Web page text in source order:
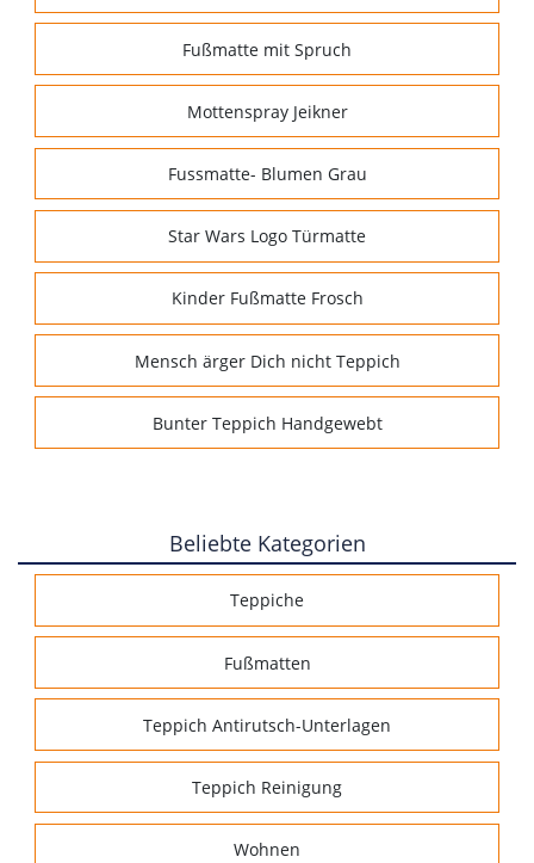
Fußmatte mit Spruch
Mottenspray Jeikner
Fussmatte- Blumen Grau
Star Wars Logo Türmatte
Kinder Fußmatte Frosch
Mensch ärger Dich nicht Teppich
Bunter Teppich Handgewebt
Beliebte Kategorien
Teppiche
Fußmatten
Teppich Antirutsch-Unterlagen
Teppich Reinigung
Wohnen